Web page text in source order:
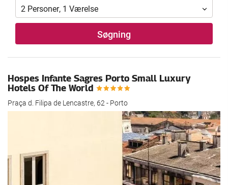
2 Personer, 1 Værelse
Søgning
Hospes Infante Sagres Porto Small Luxury
Hotels Of The World
Praça d. Filipa de Lencastre, 62 - Porto